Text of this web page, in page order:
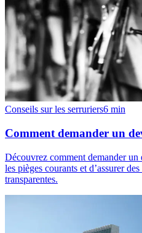
Conseils sur les serruriers6 min
Comment demander un
Découvrez comment demander
les pièges courants et d’assurer
transparentes.